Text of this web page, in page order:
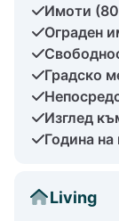
Имоти (80
Ограден
Градско
Изглед
Година
Living